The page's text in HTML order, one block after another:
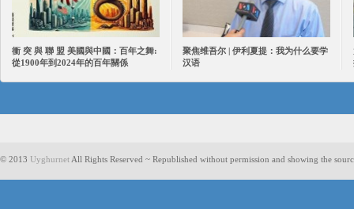
衝 突 與 聯 盟 美國與中國：百年之舞:
從1900年到2024年的百年關係
聚焦维吾尔 | 伊利夏提：我为什么要学
汉语
© 2013 Uyghurnet All Rights Reserved ~ Republished without permission and showing the